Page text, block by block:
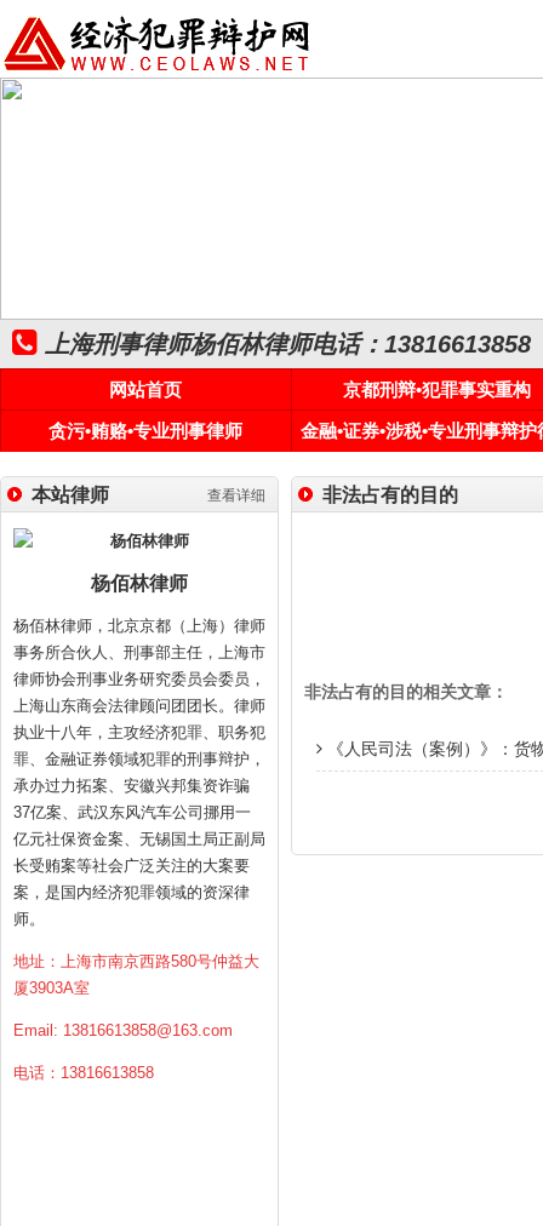
上海刑事律师杨佰林律师电话：13816613858
网站首页
京都刑辩•犯罪事实重构
贪污•贿赂•专业刑事律师
金融•证券•涉税•专业刑事辩护
查看详细
本站律师
杨佰林律师
杨佰林律师，北京京都（上海）律师
事务所合伙人、刑事部主任，上海市
律师协会刑事业务研究委员会委员，
上海山东商会法律顾问团团长。律师
执业十八年，主攻经济犯罪、职务犯
罪、金融证券领域犯罪的刑事辩护，
承办过力拓案、安徽兴邦集资诈骗
37亿案、武汉东风汽车公司挪用一
亿元社保资金案、无锡国土局正副局
长受贿案等社会广泛关注的大案要
案，是国内经济犯罪领域的资深律
师。
地址：上海市南京西路580号仲益大
厦3903A室
Email: 13816613858@163.com
电话：13816613858
非法占有的目的
非法占有的目的相关文章：
《人民司法（案例）》：货